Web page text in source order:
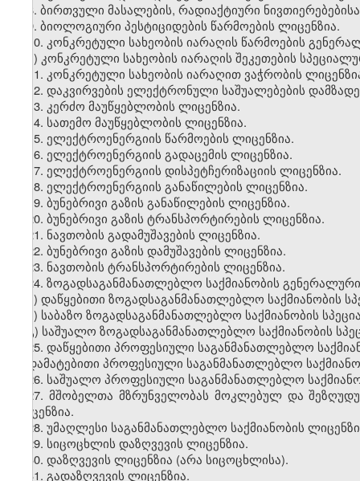
8. ბირთვული მასალების, რადიაქტიური
9. ბიოლოგიური პესტიციდების წარმოების ლიცენზია.
10. კონკრეტული სახეობის იარაღის წარმოების
ა) კონკრეტული სახეობის იარაღის შეკეთების
11. კონკრეტული სახეობის იარაღით ვაჭრობის
12. დაკვირვების ელექტრონული საშუალებების
13. კერძო მაუწყებლობის ლიცენზია.
14. სათემო მაუწყებლობის ლიცენზია.
15. ელექტროენერგიის წარმოების ლიცენზია.
16. ელექტროენერგიის გადაცემის ლიცენზია.
17. ელექტროენერგიის დისპეტჩერიზაციის ლიცენზია.
18. ელექტროენერგიის განაწილების ლიცენზია.
19. ბუნებრივი გაზის განაწილების ლიცენზია.
20. ბუნებრივი გაზის ტრანსპორტირების ლიცენზია.
21. ნავთობის გადამუშავების ლიცენზია.
22. ბუნებრივი გაზის დამუშავების ლიცენზია.
23. ნავთობის ტრანსპორტირების ლიცენზია.
24. ზოგადსაგანმანათლებლო საქმიანობის
ა) დაწყებითი ზოგადსაგანმანათლებლო საქმიანობის
ბ) საბაზო ზოგადსაგანმანათლებლო საქმიანობის
გ) საშუალო ზოგადსაგანმანათლებლო საქმიანობის
25. დაწყებითი პროფესიული საგანმანათლებლო
დამატებითი პროფესიული საგანმანათლებლო
26. საშუალო პროფესიული საგანმანათლებლო
27. მშობელთა მზრუნველობას მოკლებულ და
ლიცენზია.
28. უმაღლესი საგანმანათლებლო საქმიანობის
29. სიცოცხლის დაზღვევის ლიცენზია.
30. დაზღვევის ლიცენზია (არა სიცოცხლისა).
31. გადაზღვევის ლიცენზია.